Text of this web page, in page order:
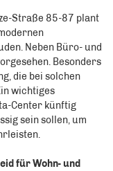
Straße 85-87 plant
Neben Büro- und
Besonders
die bei solchen
wichtiges
Center künftig
sein sollen, um
für Wohn- und